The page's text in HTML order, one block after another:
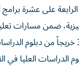
على عشرة
ضمن مسارات
وضمت الدفعة 344 خريجاً من دبلوم